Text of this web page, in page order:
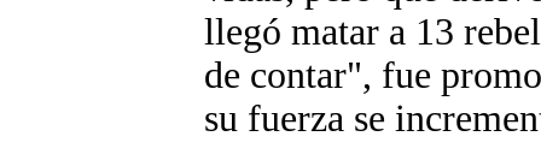
llegó matar a 13
de contar", fue
su fuerza se